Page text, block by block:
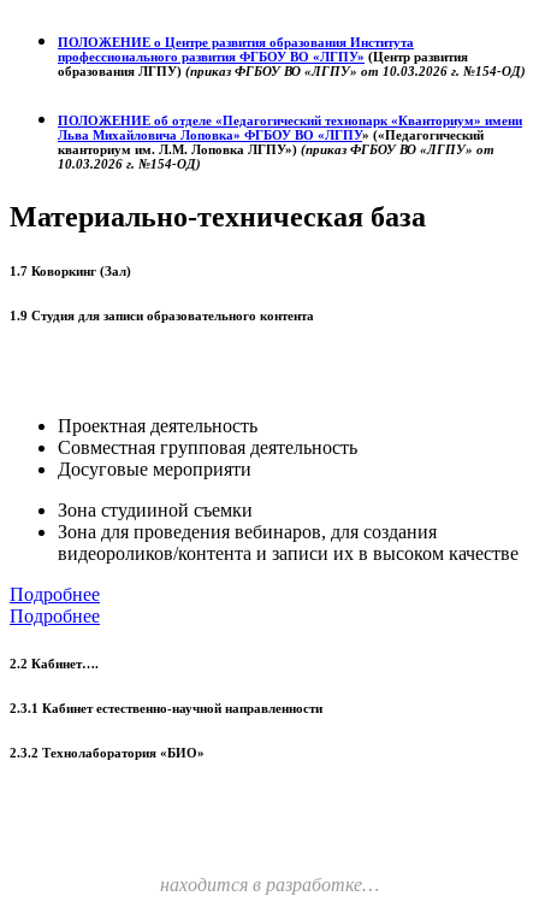
ПОЛОЖЕНИЕ о Центре развития образования Института
профессионального развития ФГБОУ ВО «ЛГПУ» (Центр развития
образования ЛГПУ) (приказ ФГБОУ ВО «ЛГПУ» от 10.03.2026 г. №154-ОД)
ПОЛОЖЕНИЕ об отделе «Педагогический технопарк «Кванториум» имени
Льва Михайловича Лоповка» ФГБОУ ВО «ЛГПУ» («Педагогический
кванториум им. Л.М. Лоповка ЛГПУ») (приказ ФГБОУ ВО «ЛГПУ» от
10.03.2026 г. №154-ОД)
Материально-техническая база
1.7 Коворкинг (Зал)
1.9 Студия для записи образовательного контента
Проектная деятельность
Совместная групповая деятельность
Досуговые мероприяти
Зона студииной съемки
Зона для проведения вебинаров, для создания
видеороликов/контента и записи их в высоком качестве
Подробнее
Подробнее
2.2 Кабинет….
2.3.1 Кабинет естественно-научной направленности
2.3.2 Технолаборатория «БИО»
находится в разработке…